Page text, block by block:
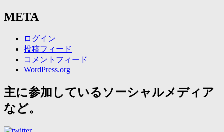
META
ログイン
投稿フィード
コメントフィード
WordPress.org
主に参加しているソーシャルメディア
など。